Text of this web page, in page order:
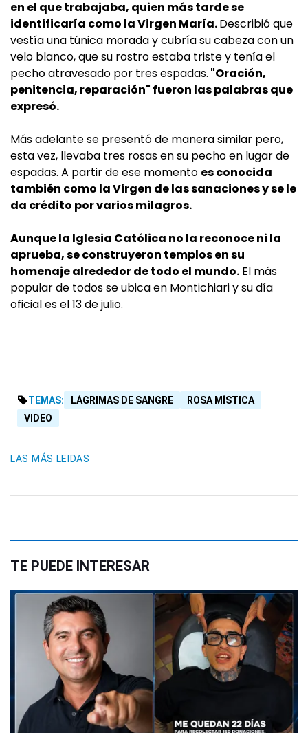
en el que trabajaba, quien más tarde se
identificaría como la Virgen María.Describió que
vestía una túnica morada y cubría su cabeza con un
velo blanco, que su rostro estaba triste y tenía el
pecho atravesado por tres espadas. "Oración,
penitencia, reparación" fueron las palabras que
expresó.
Más adelante se presentó de manera similar pero,
esta vez, llevaba tres rosas en su pecho en lugar de
espadas. A partir de ese momento es conocida
también como la Virgen de las sanaciones y se le
da crédito por varios milagros.
Aunque la Iglesia Católica no la reconoce ni la
aprueba, se construyeron templos en su
homenaje alrededor de todo el mundo. El más
popular de todos se ubica en Montichiari y su día
oficial es el 13 de julio.
TEMAS: LÁGRIMAS DE SANGRE
ROSA MÍSTICA
VIDEO
LAS MÁS LEIDAS
TE PUEDE INTERESAR